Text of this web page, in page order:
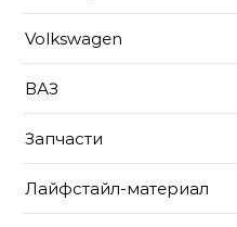
Volkswagen
ВАЗ
Запчасти
Лайфстайл-материал